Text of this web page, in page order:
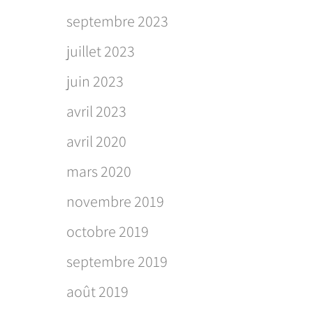
septembre 2023
juillet 2023
juin 2023
avril 2023
avril 2020
mars 2020
novembre 2019
octobre 2019
septembre 2019
août 2019